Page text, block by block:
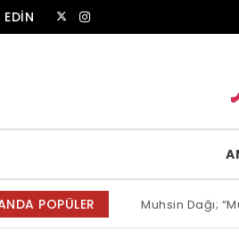
POPÜLER Muhsin Dağı;